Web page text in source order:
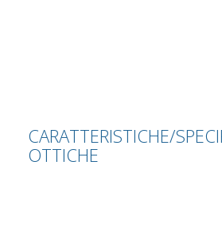
CARATTERISTICHE/
OTTICHE